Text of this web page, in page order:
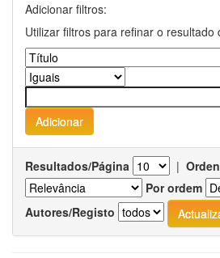
Adicionar filtros:
Utilizar filtros para refinar o resultado
Resultados/Página |
Por ordem
Autores/Registo